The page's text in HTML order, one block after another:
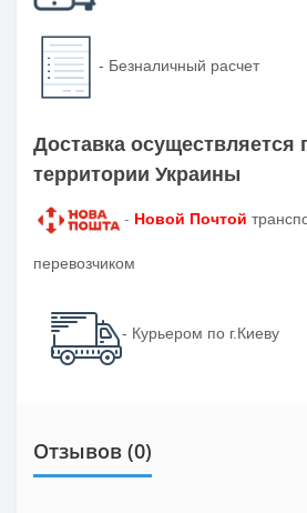
- Безналичный расчет
Доставка осуществляется
территории Украины
- Новой Почтой
перевозчиком
- Курьером по г.Киеву
Отзывов (0)